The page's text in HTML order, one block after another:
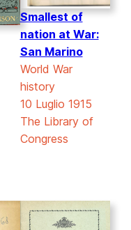
Smallest of
nation at War:
San Marino
World War
history
10 Luglio 1915
The Library of
Congress